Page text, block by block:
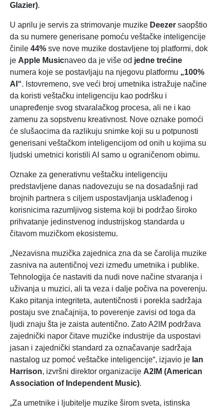
Glazier).
U aprilu je servis za strimovanje muzike Deezer saopštio
da su numere generisane pomoću veštačke inteligencije
činile 44% sve nove muzike dostavljene toj platformi, dok
je Apple Musicnaveo da je više od jedne trećine
numera koje se postavljaju na njegovu platformu „100%
AI“. Istovremeno, sve veći broj umetnika istražuje načine
da koristi veštačku inteligenciju kao podršku i
unapređenje svog stvaralačkog procesa, ali ne i kao
zamenu za sopstvenu kreativnost. Nove oznake pomoći
će slušaocima da razlikuju snimke koji su u potpunosti
generisani veštačkom inteligencijom od onih u kojima su
ljudski umetnici koristili AI samo u ograničenom obimu.
Oznake za generativnu veštačku inteligenciju
predstavljene danas nadovezuju se na dosadašnji rad
brojnih partnera s ciljem uspostavljanja usklađenog i
korisnicima razumljivog sistema koji bi podržao široko
prihvatanje jedinstvenog industrijskog standarda u
čitavom muzičkom ekosistemu.
„Nezavisna muzička zajednica zna da se čarolija muzike
zasniva na autentičnoj vezi između umetnika i publike.
Tehnologija će nastaviti da nudi nove načine stvaranja i
uživanja u muzici, ali ta veza i dalje počiva na poverenju.
Kako pitanja integriteta, autentičnosti i porekla sadržaja
postaju sve značajnija, to poverenje zavisi od toga da
ljudi znaju šta je zaista autentično. Zato A2IM podržava
zajednički napor čitave muzičke industrije da uspostavi
jasan i zajednički standard za označavanje sadržaja
nastalog uz pomoć veštačke inteligencije“, izjavio je Ian
Harrison, izvršni direktor organizacije A2IM (American
Association of Independent Music).
„Za umetnike i ljubitelje muzike širom sveta, istinska